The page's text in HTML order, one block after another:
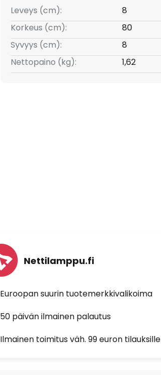
Leveys (cm):
8
Korkeus (cm):
80
Syvyys (cm):
8
Nettopaino (kg):
1,62
Nettilamppu.fi
Euroopan suurin tuotemerkkivalikoima
50 päivän ilmainen palautus
Ilmainen toimitus väh. 99 euron tilauksille